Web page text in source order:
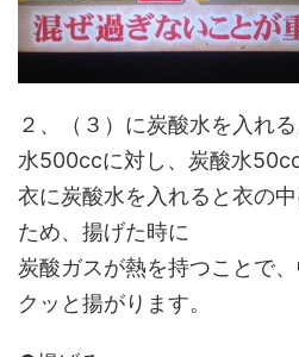
２、（３）に炭酸水を入れる
水500ccに対し、炭酸水50cc
衣に炭酸水を入れると衣の
ため、揚げた時に
炭酸ガスが熱を持つことで
クッと揚がります。